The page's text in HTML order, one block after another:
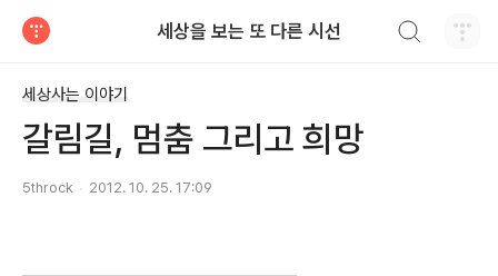
세상을 보는 또 다른 시선
세상사는 이야기
갈림길, 멈춤 그리고 희망
5throck 2012. 10. 25. 17:09